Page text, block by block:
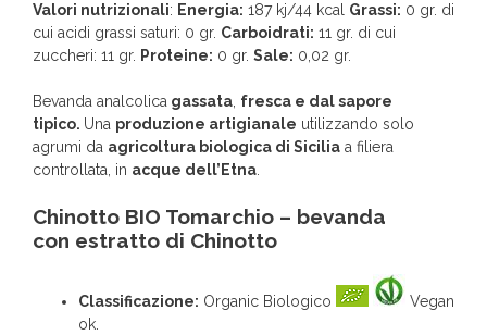
Valori nutrizionali: Energia: 187 kj/44 kcal Grassi: 0 gr. di
cui acidi grassi saturi: 0 gr. Carboidrati: 11 gr. di cui
zuccheri: 11 gr. Proteine: 0 gr. Sale: 0,02 gr.
Bevanda analcolica gassata, fresca e dal sapore
tipico. Una produzione artigianale utilizzando solo
agrumi da agricoltura biologica di Sicilia a filiera
controllata, in acque dell’Etna.
Chinotto BIO Tomarchio – bevanda
con estratto di Chinotto
Classificazione: Organic Biologico
Vegan
ok.